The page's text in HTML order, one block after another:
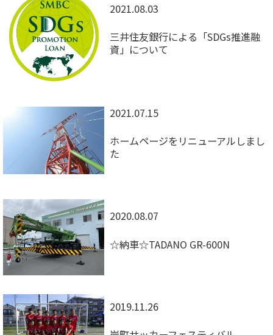
2021.08.03
三井住友銀行による「SDGs推進融
資」について
2021.07.15
ホームページをリニューアルしまし
た
2020.08.07
☆納車☆TADANO GR-600N
2019.11.26